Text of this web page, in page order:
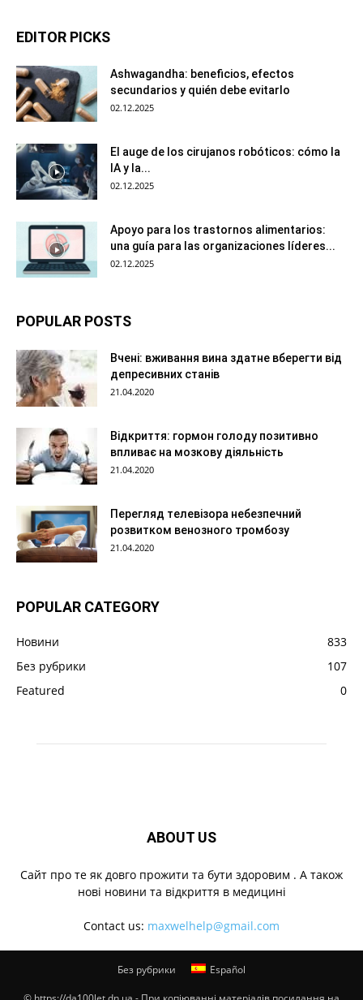
EDITOR PICKS
Ashwagandha: beneficios, efectos
secundarios y quién debe evitarlo
02.12.2025
El auge de los cirujanos robóticos: cómo la
IA y la...
02.12.2025
Apoyo para los trastornos alimentarios:
una guía para las organizaciones líderes...
02.12.2025
POPULAR POSTS
Вчені: вживання вина здатне вберегти від
депресивних станів
21.04.2020
Відкриття: гормон голоду позитивно
впливає на мозкову діяльність
21.04.2020
Перегляд телевізора небезпечний
розвитком венозного тромбозу
21.04.2020
POPULAR CATEGORY
Новини
833
Без рубрики
107
Featured
0
ABOUT US
Cайт про те як довго прожити та бути здоровим . А також
нові новини та відкриття в медицині
Contact us: maxwelhelp@gmail.com
Без рубрики Español